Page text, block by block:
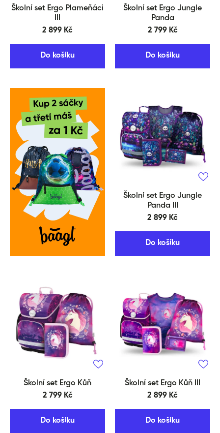
Školní set Ergo Plameňáci
2 899 Kč
Do košíku
Školní set Ergo Jungle
Panda
2 799 Kč
Do košíku
Školní set Ergo Jungle
Panda III
2 899 Kč
Do košíku
Školní set Ergo Kůň
2 799 Kč
Do košíku
Školní set Ergo Kůň III
2 899 Kč
Do košíku